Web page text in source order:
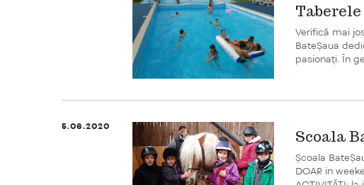
Verifică mai
BateȘaua
pasionați. În
5.06.2020
Scoala
Școala
DOAR in